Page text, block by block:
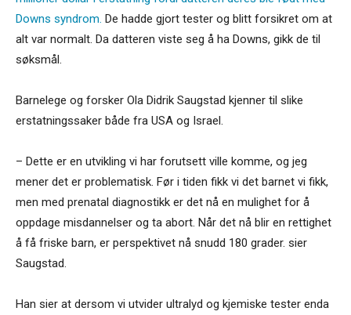
Downs syndrom. De hadde gjort tester og blitt forsikret om at
alt var normalt. Da datteren viste seg å ha Downs, gikk de til
søksmål.
Barnelege og forsker Ola Didrik Saugstad kjenner til slike
erstatningssaker både fra USA og Israel.
– Dette er en utvikling vi har forutsett ville komme, og jeg
mener det er problematisk. Før i tiden fikk vi det barnet vi fikk,
men med prenatal diagnostikk er det nå en mulighet for å
oppdage misdannelser og ta abort. Når det nå blir en rettighet
å få friske barn, er perspektivet nå snudd 180 grader. sier
Saugstad.
Han sier at dersom vi utvider ultralyd og kjemiske tester enda